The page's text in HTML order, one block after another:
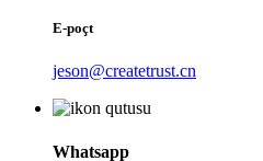
E-poçt
jeson@createtrust.cn
Whatsapp